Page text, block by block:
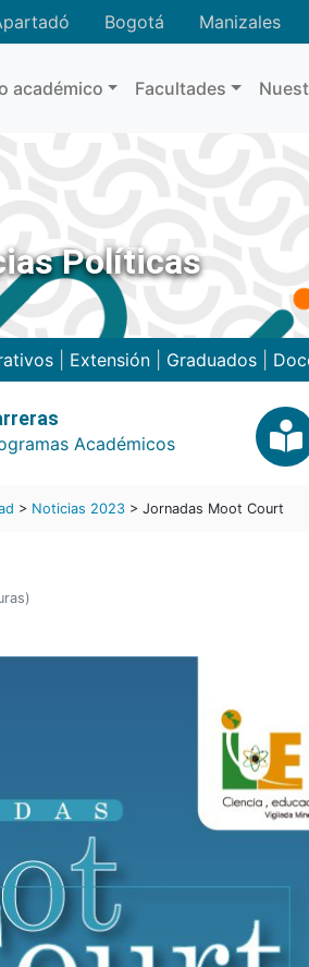
Bogotá Manizales
académico Facultades
Políticas
| Extensión| Graduados|
Académicos
> Noticias 2023 > Jornadas Moot Court